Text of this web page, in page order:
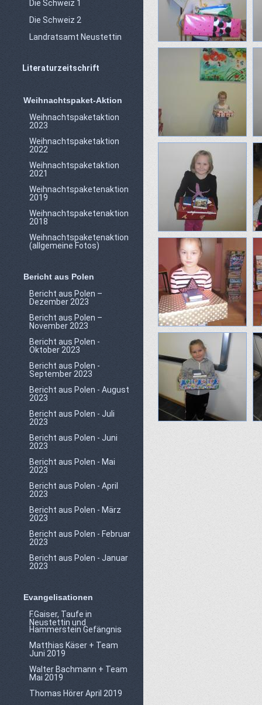
Die Schweiz 1
Die Schweiz 2
Landratsamt Neustettin
Literaturzeitschrift
Weihnachtspaket-Aktion
Weihnachtspaketaktion
2023
Weihnachtspaketaktion
2022
Weihnachtspaketaktion
2021
Weihnachtspaketenaktion
2019
Weihnachtspaketenaktion
2018
Weihnachtspaketenaktion
(allgemeine Fotos)
Bericht aus Polen
Bericht aus Polen –
Dezember 2023
Bericht aus Polen –
November 2023
Bericht aus Polen -
Oktober 2023
Bericht aus Polen -
September 2023
Bericht aus Polen - August
2023
Bericht aus Polen - Juli
2023
Bericht aus Polen - Juni
2023
Bericht aus Polen - Mai
2023
Bericht aus Polen - April
2023
Bericht aus Polen - März
2023
Bericht aus Polen - Februar
2023
Bericht aus Polen - Januar
2023
Evangelisationen
F.Gaiser, Taufe in
Neustettin und
Hammerstein Gefängnis
Matthias Käser + Team
Juni 2019
Walter Bachmann + Team
Mai 2019
Thomas Hörer April 2019